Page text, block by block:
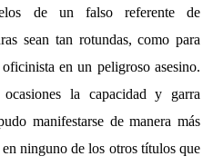
de un falso referente de
sean tan rotundas, como para
en un peligroso asesino.
la capacidad y garra
manifestarse de manera más
ninguno de los otros títulos que